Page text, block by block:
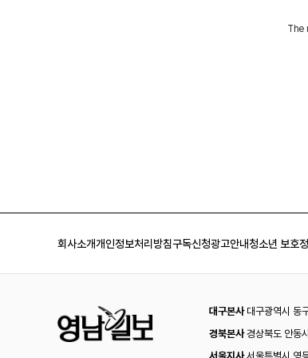
회사소개개인정보처리방침구독신청광고안내청소년 보호
대구본사대구광역시 동
경북본사경상북도 안동